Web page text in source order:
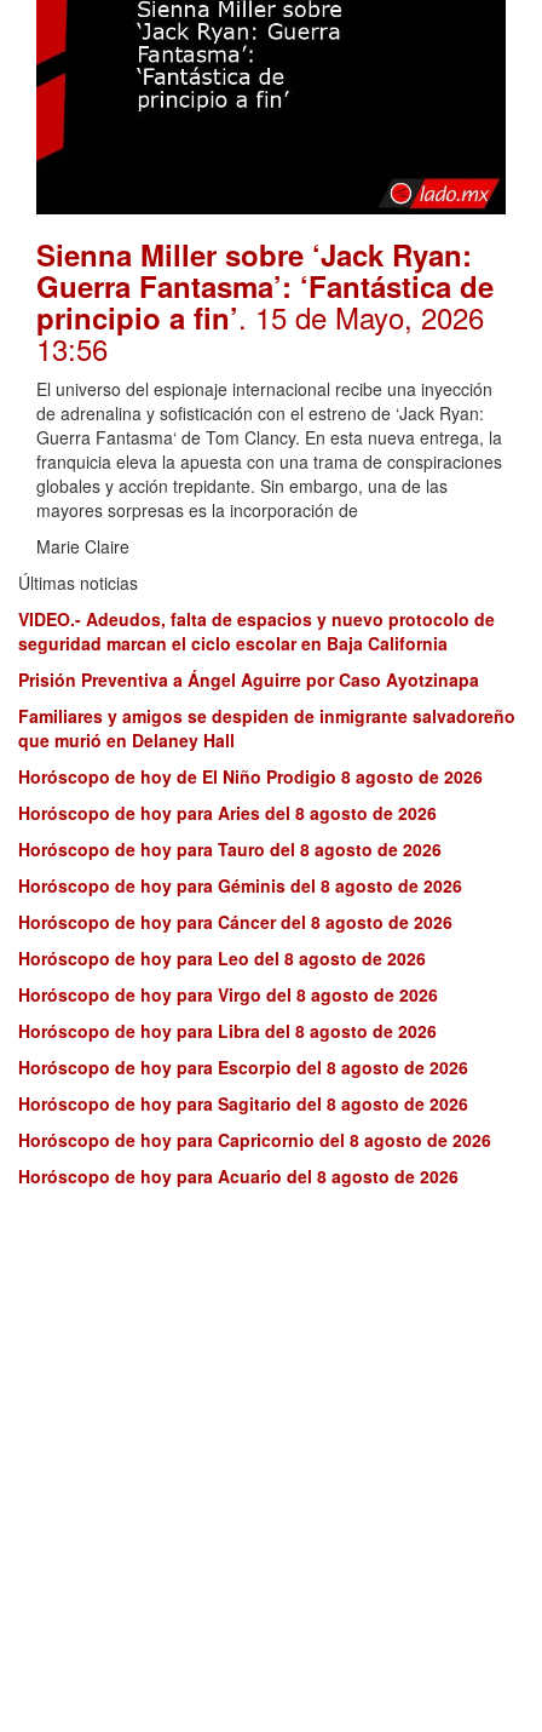
Sienna Miller sobre ‘Jack Ryan:
Guerra Fantasma’: ‘Fantástica de
principio a fin’. 15 de Mayo, 2026
13:56
El universo del espionaje internacional recibe una inyección
de adrenalina y sofisticación con el estreno de ‘Jack Ryan:
Guerra Fantasma‘ de Tom Clancy. En esta nueva entrega, la
franquicia eleva la apuesta con una trama de conspiraciones
globales y acción trepidante. Sin embargo, una de las
mayores sorpresas es la incorporación de
Marie Claire
Últimas noticias
VIDEO.- Adeudos, falta de espacios y nuevo protocolo de
seguridad marcan el ciclo escolar en Baja California
Prisión Preventiva a Ángel Aguirre por Caso Ayotzinapa
Familiares y amigos se despiden de inmigrante salvadoreño
que murió en Delaney Hall
Horóscopo de hoy de El Niño Prodigio 8 agosto de 2026
Horóscopo de hoy para Aries del 8 agosto de 2026
Horóscopo de hoy para Tauro del 8 agosto de 2026
Horóscopo de hoy para Géminis del 8 agosto de 2026
Horóscopo de hoy para Cáncer del 8 agosto de 2026
Horóscopo de hoy para Leo del 8 agosto de 2026
Horóscopo de hoy para Virgo del 8 agosto de 2026
Horóscopo de hoy para Libra del 8 agosto de 2026
Horóscopo de hoy para Escorpio del 8 agosto de 2026
Horóscopo de hoy para Sagitario del 8 agosto de 2026
Horóscopo de hoy para Capricornio del 8 agosto de 2026
Horóscopo de hoy para Acuario del 8 agosto de 2026